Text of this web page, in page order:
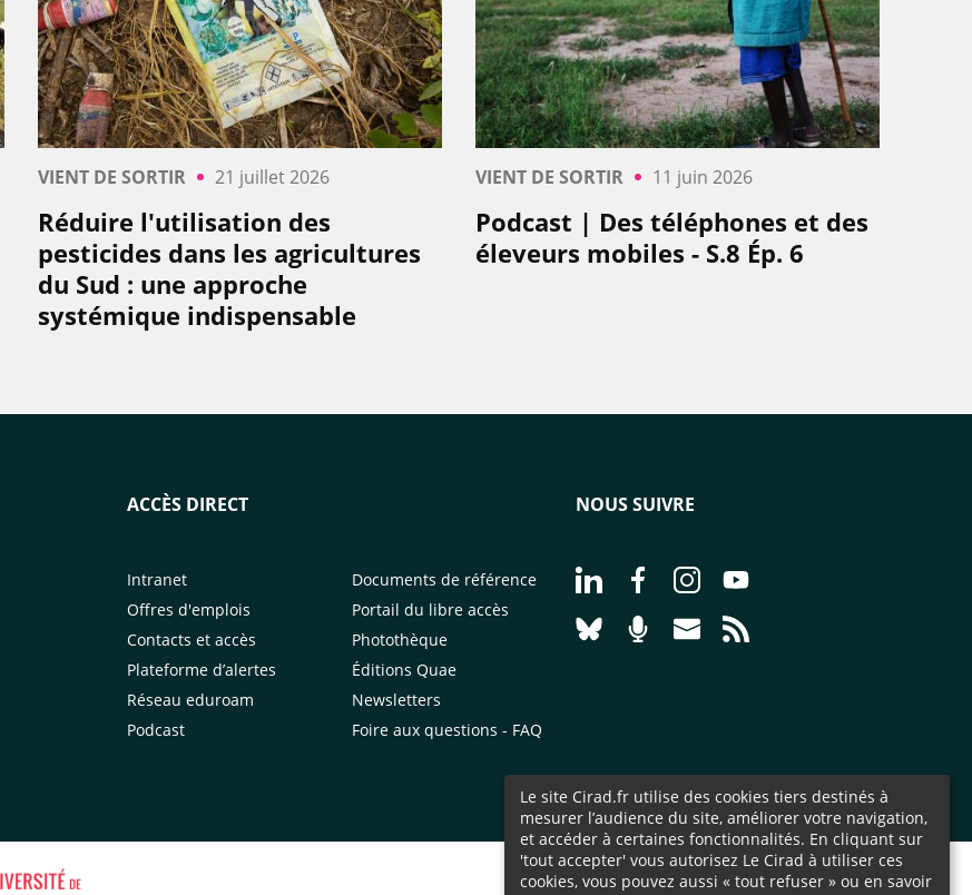
VIENT DE SORTIR 21 juillet 2026
Réduire l'utilisation des
pesticides dans les agricultures
du Sud : une approche
systémique indispensable
VIENT DE SORTIR 11 juin 2026
Podcast | Des téléphones et des
éleveurs mobiles - S.8 Ép. 6
ACCÈS DIRECT
Intranet
Offres d'emplois
Contacts et accès
Plateforme d’alertes
Réseau eduroam
Podcast
Documents de référence
Portail du libre accès
Photothèque
Éditions Quae
Newsletters
Foire aux questions - FAQ
NOUS SUIVRE
Aller à la page Nous suivre sur LinkedIn -
Aller à la page Nous suivre sur
Aller à la page Nous suivre sur
Aller à la page Nous
Aller à la page Nous suivre sur Bluesky -
Aller à la page Nourrir le vivant, le
Aller à la page Nous contacter
Le site Cirad.fr utilise des cookies tiers destinés à
mesurer l’audience du site, améliorer votre navigation,
et accéder à certaines fonctionnalités. En cliquant sur
'tout accepter' vous autorisez Le Cirad à utiliser ces
cookies, vous pouvez aussi « tout refuser » ou en savoir